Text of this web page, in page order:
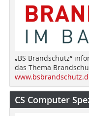
„BS Brandschutz“
das Thema
CS Computer